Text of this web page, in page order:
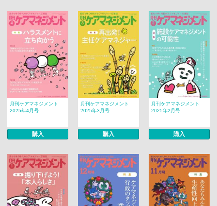
月刊ケアマネジメント
2025年4月号
購入
月刊ケアマネジメント
2025年3月号
購入
月刊ケアマネジメント
2025年2月号
購入